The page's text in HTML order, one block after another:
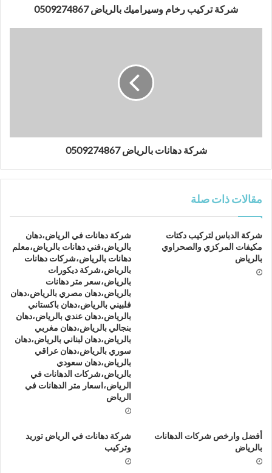
شركة تركيب رخام وسيراميك بالرياض 0509274867
شركة دهانات بالرياض 0509274867
مقالات ذات صلة
شركة الدباس لتركيب دكتات
مكيفات المركزي والصحراوي
بالرياض
شركة دهانات في الرياض،دهان
بالرياض،فني دهانات بالرياض،معلم
دهانات بالرياض،شركات دهانات
بالرياض،شركة ديكورات
بالرياض،سعر متر دهانات
بالرياض،دهان مصري بالرياض،دهان
فلبيني بالرياض،دهان باكستاني
بالرياض،دهان عندي بالرياض،دهان
بنجالي بالرياض،دهان مغربي
بالرياض،دهان لبناني بالرياض،دهان
سوري بالرياض،دهان عراقي
بالرياض،دهان سعودي
بالرياض،شركات الدهانات في
الرياض،اسعار متر الدهانات في
الرياض
أفضل وارخص شركات الدهانات
بالرياض
شركة دهانات في الرياض توريد
وتركيب